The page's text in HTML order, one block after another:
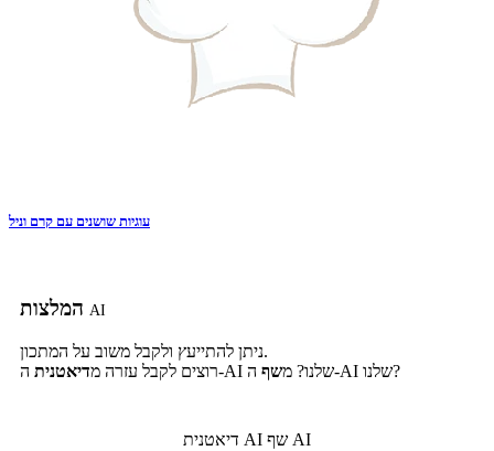
עוגיות שושנים עם קרם וניל
AI
ניתן להתייעץ ולקבל משוב על המתכון.
רוצים לקבל עזרה מדיאטנית ה-AI שלנו? משף ה-AI שלנו?
דיאטנית AI שף AI